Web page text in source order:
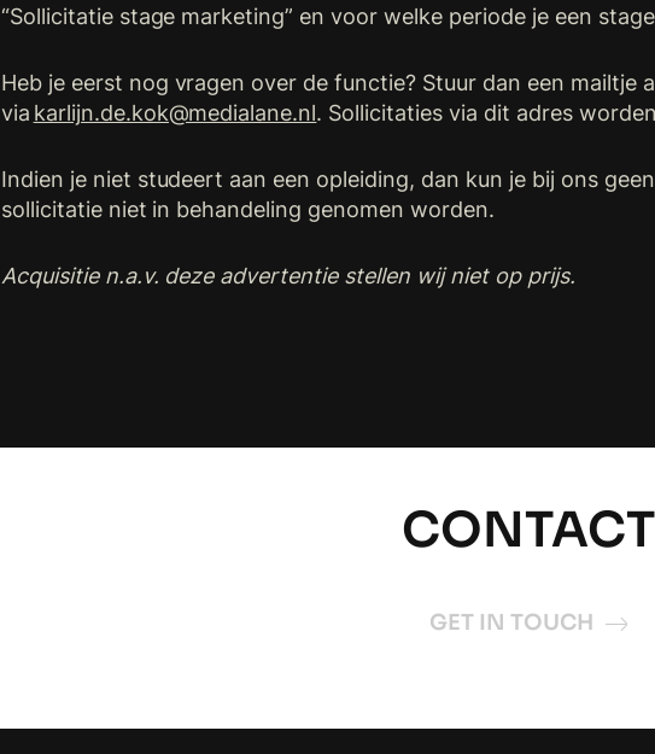
“Sollicitatie stage marketing” en voor welke periode je een
Heb je eerst nog vragen over de functie? Stuur dan een mailtje
via karlijn.de.kok@medialane.nl. Sollicitaties via dit adres
Indien je niet studeert aan een opleiding, dan kun je bij ons
sollicitatie niet in behandeling genomen worden.
Acquisitie n.a.v. deze advertentie stellen wij niet op prijs.
CONTACT
GET IN TOUCH